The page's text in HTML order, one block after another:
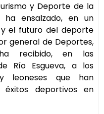
y Deporte de la
ensalzado, en un
el futuro del deporte
general de Deportes,
ha recibido, en las
Río Esgueva, a los
leoneses que han
éxitos deportivos en